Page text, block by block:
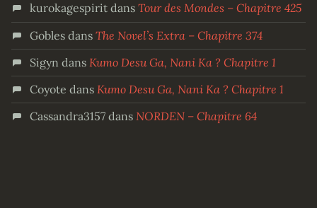
kurokagespiritdans Tour des Mondes – Chapitre 425
Goblesdans The Novel’s Extra – Chapitre 374
Sigyn dans Kumo Desu Ga, Nani Ka ? Chapitre 1
Coyote dans Kumo Desu Ga, Nani Ka ? Chapitre 1
Cassandra3157dans NORDEN – Chapitre 64